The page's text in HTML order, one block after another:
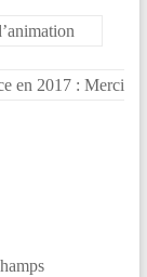
en 2017 : Merci